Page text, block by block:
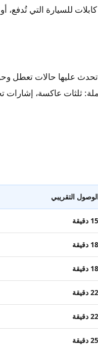
المناسب: كابلات للسيارة التي
عليها حالات تعطل
السلامة الكاملة: ثلثات عاكسة،
التقريبي